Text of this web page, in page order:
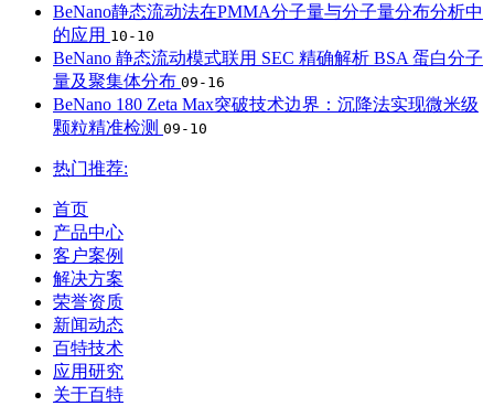
BeNano静态流动法在PMMA分子量与分子量分布分析中
的应用 10-10
BeNano 静态流动模式联用 SEC 精确解析 BSA 蛋白分子
量及聚集体分布 09-16
BeNano 180 Zeta Max突破技术边界：沉降法实现微米级
颗粒精准检测 09-10
热门推荐:
首页
产品中心
客户案例
解决方案
荣誉资质
新闻动态
百特技术
应用研究
关于百特